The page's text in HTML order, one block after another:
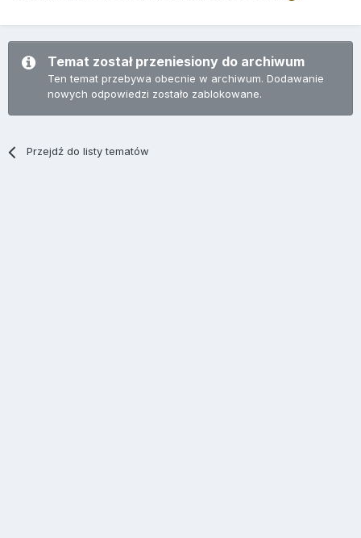
Temat został przeniesiony do archiwum
Ten temat przebywa obecnie w archiwum. Dodawanie
nowych odpowiedzi zostało zablokowane.
Przejdź do listy tematów